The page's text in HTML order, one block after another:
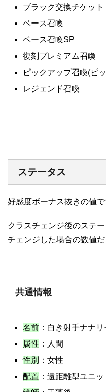
ブラック交換チケット
ベース召喚
ベース召喚SP
復刻プレミアム召喚
ピックアップ召喚(ピ
レジェンド召喚
ステータス
好感度ボーナス抜きの値で
クラスチェンジ後のステ
チェンジした場合の数値
共通情報
名前 ：白き射手ナナリ
属性 ：人間
性別
：女性
配置 ：遠距離型ユニッ